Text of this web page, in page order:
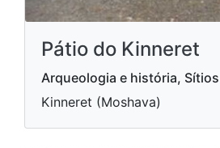
Pátio do Kinneret
Arqueologia e história,
Kinneret (Moshava)